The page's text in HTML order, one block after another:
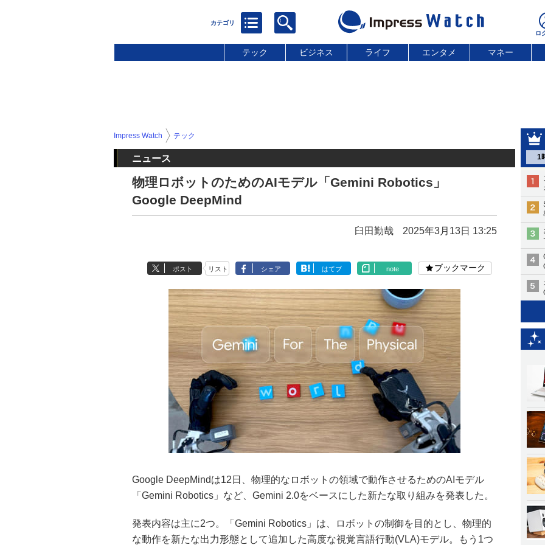
テック ビジネス ライフ エンタメ マネー
1
Impress Watch テック
ニュース
物理ロボットのためのAIモデル「Gemini Robotics」
Google DeepMind
臼田勤哉 2025年3月13日 13:25
ポスト リスト シェア はてブ note ブックマーク
Google DeepMindは12日、物理的なロボットの領域で動作させるためのAIモデル
「Gemini Robotics」など、Gemini 2.0をベースにした新たな取り組みを発表した。
発表内容は主に2つ。「Gemini Robotics」は、ロボットの制御を目的とし、物理的
な動作を新たな出力形態として追加した高度な視覚言語行動(VLA)モデル。もう1つ